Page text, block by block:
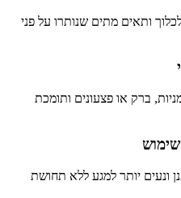
ותאים מתים שנותרו על פני
ברק או פצעונים ותומכת
ונעים יותר למגע ללא תחושת